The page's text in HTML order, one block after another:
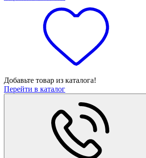
Добавьте товар из каталога!
Перейти в каталог